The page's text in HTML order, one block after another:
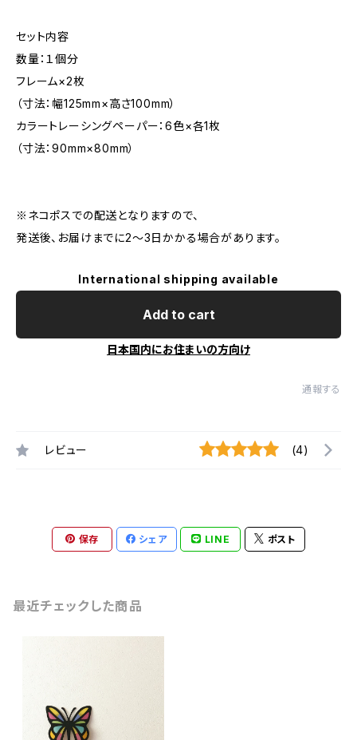
セット内容
数量：１個分
フレーム×2枚
（寸法：幅125mm×高さ100mm）
カラートレーシングペーパー：6色×各1枚
（寸法：90mm×80mm）
※ネコポスでの配送となりますので、
発送後、お届けまでに2～3日かかる場合があります。
International shipping available
Add to cart
日本国内にお住まいの方向け
通報する
レビュー (4)
保存 シェア LINE ポスト
最近チェックした商品